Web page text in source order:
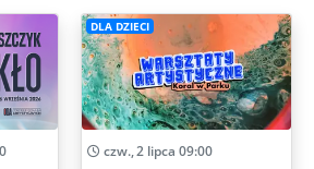
DLA DZIECI
czw., 2 lipca 09:00